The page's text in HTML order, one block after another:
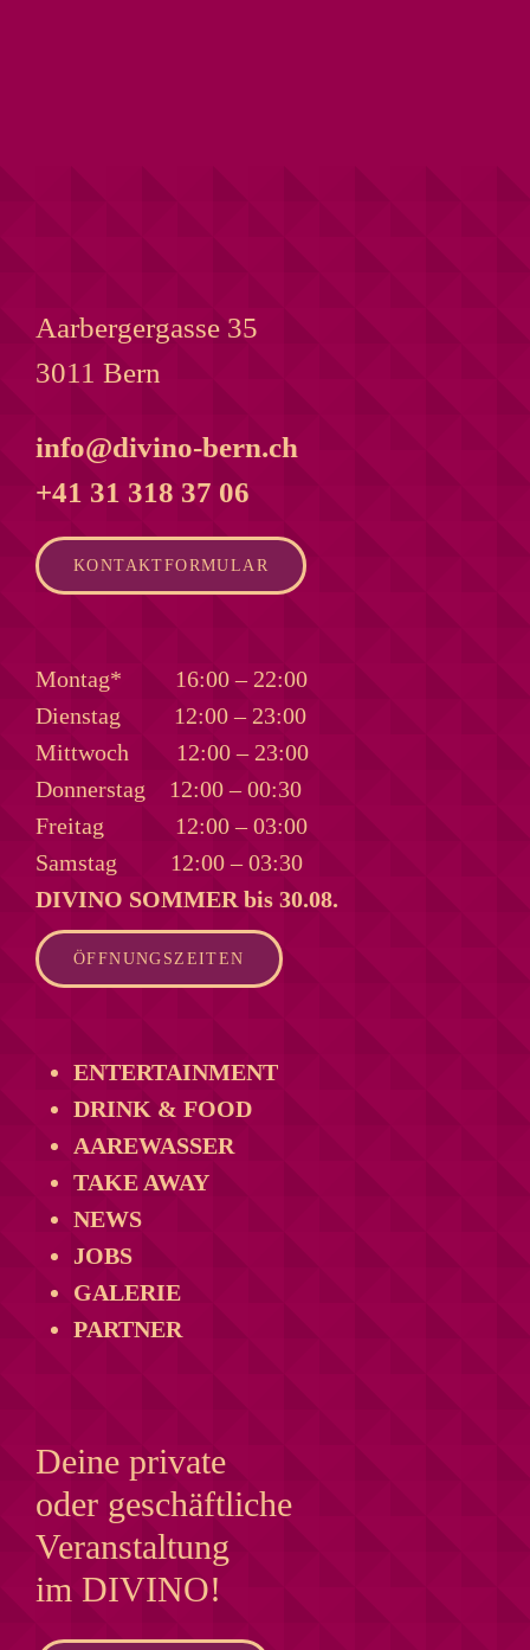
Aarbergergasse 35
3011 Bern
info@divino-bern.ch
+41 31 318 37 06
KONTAKTFORMULAR
Montag*
16:00 – 22:00
Dienstag
12:00 – 23:00
Mittwoch
12:00 – 23:00
Donnerstag
12:00 – 00:30
Freitag
12:00 – 03:00
Samstag
12:00 – 03:30
DIVINO SOMMER bis 30.08.
ÖFFNUNGSZEITEN
ENTERTAINMENT
DRINK & FOOD
AAREWASSER
TAKE AWAY
NEWS
JOBS
GALERIE
PARTNER
Deine private
oder geschäftliche
Veranstaltung
im DIVINO!